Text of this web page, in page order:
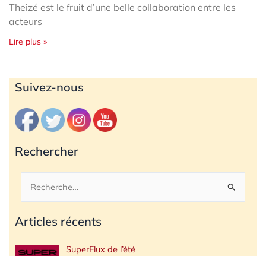
Theizé est le fruit d’une belle collaboration entre les
acteurs
Lire plus »
Suivez-nous
Rechercher
Rechercher :
Articles récents
SuperFlux de l’été
Archives